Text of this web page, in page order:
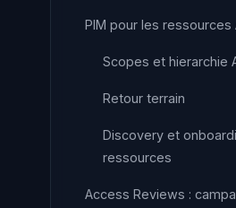
PIM pour les ressources
Scopes et hierarchie
Retour terrain
Discovery et
ressources
Access Reviews :